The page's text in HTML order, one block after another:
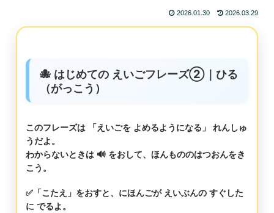
2026.01.30 2026.03.29
🐙 はじめての えいごフレーズ②｜ひる
（がっこう）
このフレーズは 「えいごを よめるようになる」 れんしゅ
うだよ。
わからないときは 🔊 をおして、ほんもののはつおんをき
こう。
✅「こたえ」をおすと、にほんごが えいぶんの すぐした
に でるよ。